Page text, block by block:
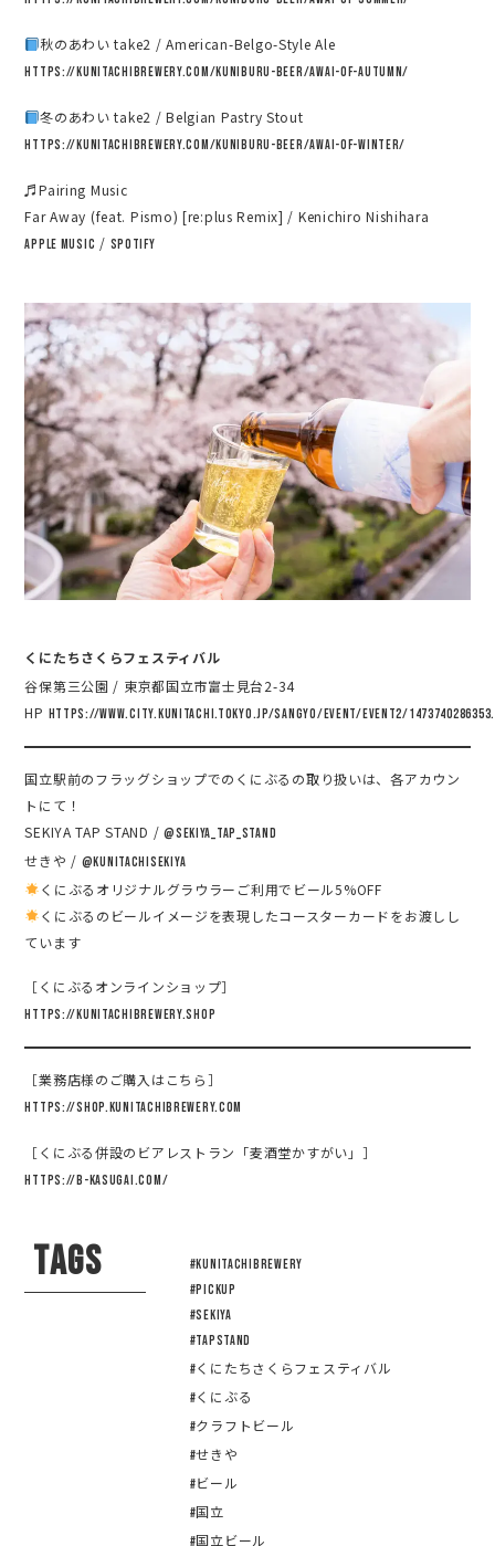
秋のあわい take2 / American-Belgo-Style Ale
https://kunitachibrewery.com/kuniburu-beer/awai-of-autumn/
冬のあわい take2 / Belgian Pastry Stout
https://kunitachibrewery.com/kuniburu-beer/awai-of-winter/
♬Pairing Music
Far Away (feat. Pismo) [re:plus Remix] / Kenichiro Nishihara
Apple Music / Spotify
くにたちさくらフェスティバル
谷保第三公園 / 東京都国立市富士見台2-34
HP https://www.city.kunitachi.tokyo.jp/sangyo/event/event2/
国立駅前のフラッグショップでのくにぶるの取り扱いは、各アカウン
トにて！
SEKIYA TAP STAND /@sekiya_tap_stand
せきや / @kunitachisekiya
くにぶるオリジナルグラウラーご利用でビール5%OFF
くにぶるのビールイメージを表現したコースターカードをお渡しし
ています
［くにぶるオンラインショップ］
https://kunitachibrewery.shop
［業務店様のご購入はこちら］
https://shop.kunitachibrewery.com
［くにぶる併設のビアレストラン「麦酒堂かすがい」］
https://b-kasugai.com/
TAGS
#KUNITACHIBREWERY
#pickup
#sekiya
#tapstand
#くにたちさくらフェスティバル
#くにぶる
#クラフトビール
#せきや
#ビール
#国立
#国立ビール